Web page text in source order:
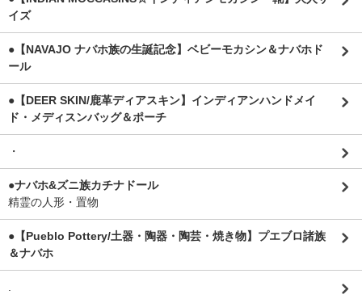
イズ
●【NAVAJO ナバホ族の生誕記念】ベビーモカシン＆ナバホド
ール
●【DEER SKIN/鹿革ディアスキン】インディアンハンドメイ
ド・メディスンバッグ＆ポーチ
・
●ナバホ&ズニ族カチナドール
精霊の人形・置物
●【Pueblo Pottery/土器・陶器・陶芸・焼き物】プエブロ諸族
＆ナバホ
.